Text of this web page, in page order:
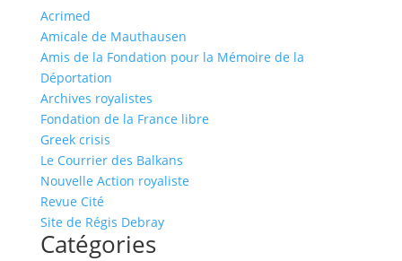
Acrimed
Amicale de Mauthausen
Amis de la Fondation pour la Mémoire de la
Déportation
Archives royalistes
Fondation de la France libre
Greek crisis
Le Courrier des Balkans
Nouvelle Action royaliste
Revue Cité
Site de Régis Debray
Catégories